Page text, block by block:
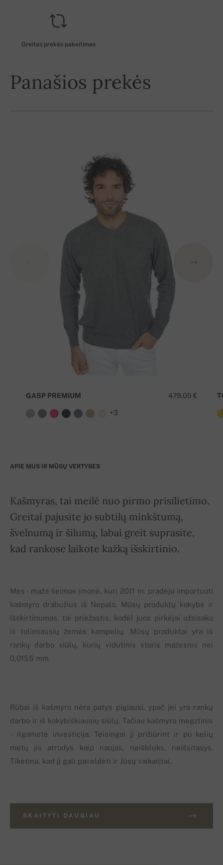
Greitas prekės pakeitimas
Panašios prekės
479,00 €
GASP PREMIUM
+3
APIE MUS IR MŪSŲ VERTYBES
Kašmyras, tai meilė nuo pirmo prisilietimo.
Greitai pajusite jo subtilų minkštumą,
švelnumą ir šilumą, labai greit suprasite,
kad rankose laikote kažką išskirtinio.
Mes - maža šeimos įmonė, kuri 2011 m. pradėjo importuoti
kašmyro drabužius iš Nepalo. Mūsų produktų kokybė ir
išskirtinumas, tai priežastis, kodėl juos pirkėjai užsisako
iš tolimiausių žemės kampelių. Mūsų produktai yra iš
rankų darbo siūlų, kurių vidutinis storis mažesnis nei
0,0155 mm.
Rūbai iš kašmyro nėra patys pigiausi, ypač jei yra rankų
darbo ir iš kokybiškiausių siūlų. Tačiau kašmyro megztinis
– ilgametė investicija. Teisingai jį prižiūrint ir po kelių
metų jis atrodys kaip naujas, neišbluks, neišsitąsys.
Tikėtina, kad jį gali paveldėti ir Jūsų vaikaičiai.
SKAITYTI DAUGIAU